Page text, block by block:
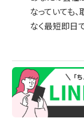
なっていても
なく最短即日